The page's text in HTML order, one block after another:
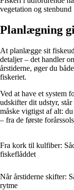
vegetation og stenbund
Planlægning
At planlægge sit
detaljer – det handler
årstiderne, øger du
fiskeriet.
Ved at have et system
udskifter dit udstyr,
måske vigtigst af alt:
– fra de første
Fra kork til kulfiber:
fiskeflåddet
Når årstiderne skifter:
rytme